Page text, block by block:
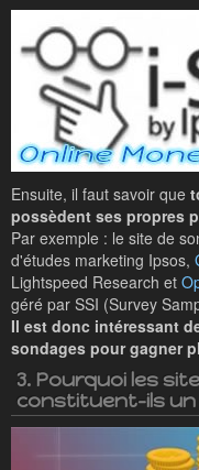
Ensuite, il faut savoir que
possèdent ses propres
Par exemple : le site de
d'études marketing Ipsos,
Lightspeed Research et
géré par SSI (Survey
Il est donc intéressant
sondages pour gagner
3. Pourquoi les
constituent-ils un